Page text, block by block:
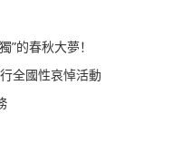
”的春秋大夢！
全國性哀悼活動